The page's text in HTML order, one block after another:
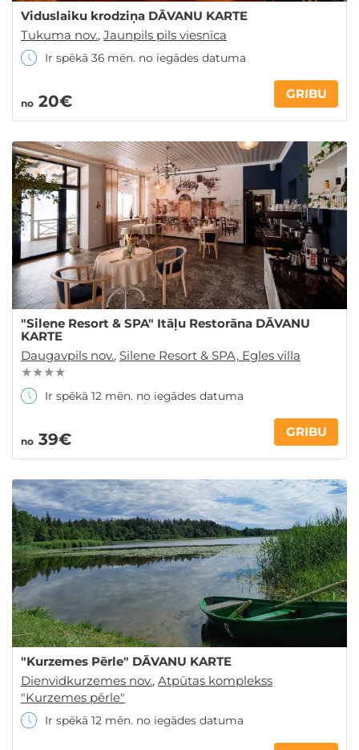
Viduslaiku krodziņa DĀVANU KARTE
Tukuma nov., Jaunpils pils viesnīca
Ir spēkā 36 mēn. no iegādes datuma
no 20€ GRIBU
"Silene Resort & SPA" Itāļu Restorāna DĀVANU
KARTE
Daugavpils nov., Silene Resort & SPA, Egles villa
★ ★ ★ ★
Ir spēkā 12 mēn. no iegādes datuma
no 39€ GRIBU
"Kurzemes Pērle" DĀVANU KARTE
Dienvidkurzemes nov., Atpūtas komplekss
"Kurzemes pērle"
Ir spēkā 12 mēn. no iegādes datuma